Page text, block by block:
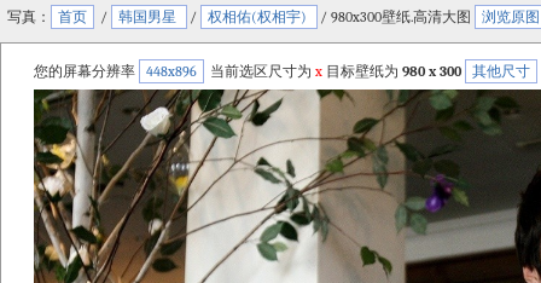
写真： 首页 / 韩国男星 / 权相佑(权相宇) / 980x300壁纸.高清大图 浏览原
您的屏幕分辨率 448x896 当前选区尺寸为 x 目标壁纸为 980 x 300 其他尺寸